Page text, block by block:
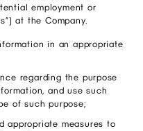
employment or
at the Company.
in an appropriate
regarding the purpose
and use such
of such purpose;
appropriate measures to